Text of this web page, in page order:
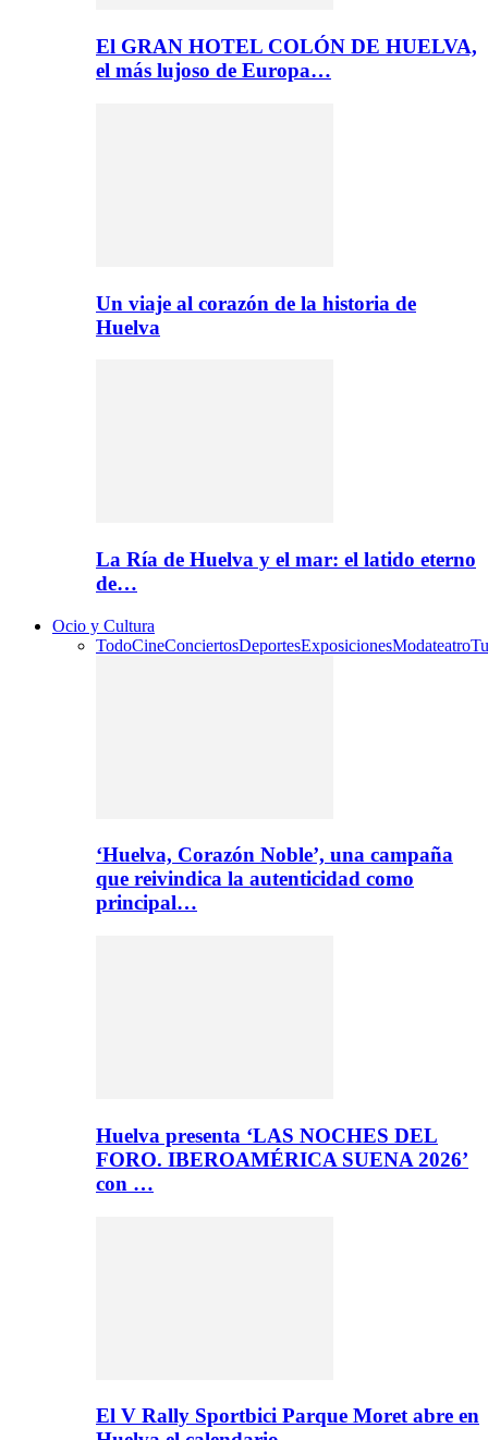
El GRAN HOTEL COLÓN DE HUELVA,
el más lujoso de Europa…
Un viaje al corazón de la historia de
Huelva
La Ría de Huelva y el mar: el latido eterno
de…
Ocio y Cultura
TodoCineConciertosDeportesExposicionesModateatro
‘Huelva, Corazón Noble’, una campaña
que reivindica la autenticidad como
principal…
Huelva presenta ‘LAS NOCHES DEL
FORO. IBEROAMÉRICA SUENA 2026’
con …
El V Rally Sportbici Parque Moret abre en